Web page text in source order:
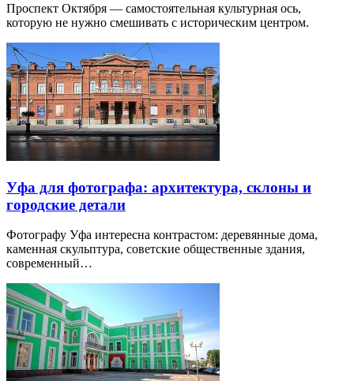
Проспект Октября — самостоятельная культурная ось,
которую не нужно смешивать с историческим центром.
Уфа для фотографа: архитектура, склоны и
городские детали
Фотографу Уфа интересна контрастом: деревянные дома,
каменная скульптура, советские общественные здания,
современный…